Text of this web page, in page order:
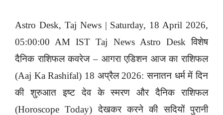
Astro Desk, Taj News | Saturday, 18 April 2026,
05:00:00 AM IST Taj News Astro Desk विशेष
दैनिक राशिफल कवरेज – आगरा एडिशन आज का राशिफल
(Aaj Ka Rashifal) 18 अप्रैल 2026: सनातन धर्म में दिन
की शुरुआत इष्ट देव के स्मरण और दैनिक राशिफल
(Horoscope Today) देखकर करने की सदियों पुरानी